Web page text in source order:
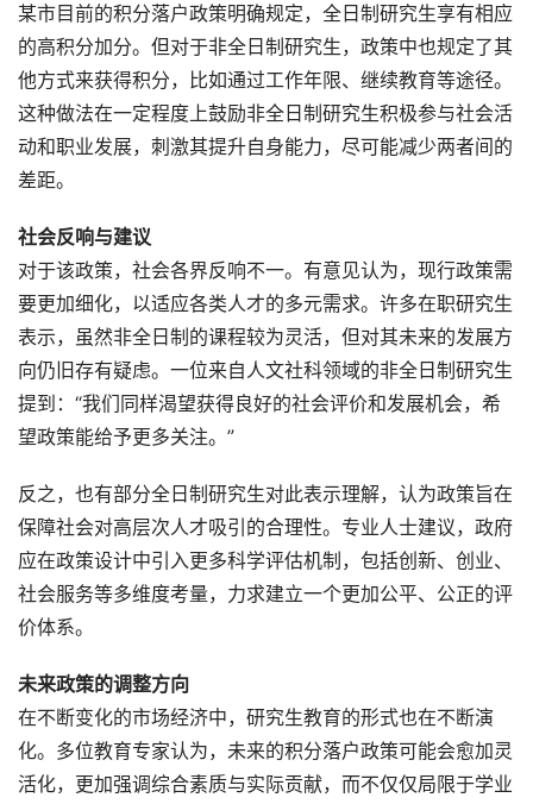
某市目前的积分落户政策明确规定，全日制研究生享有相应
的高积分加分。但对于非全日制研究生，政策中也规定了其
他方式来获得积分，比如通过工作年限、继续教育等途径。
这种做法在一定程度上鼓励非全日制研究生积极参与社会活
动和职业发展，刺激其提升自身能力，尽可能减少两者间的
差距。
社会反响与建议
对于该政策，社会各界反响不一。有意见认为，现行政策需
要更加细化，以适应各类人才的多元需求。许多在职研究生
表示，虽然非全日制的课程较为灵活，但对其未来的发展方
向仍旧存有疑虑。一位来自人文社科领域的非全日制研究生
提到：“我们同样渴望获得良好的社会评价和发展机会，希
望政策能给予更多关注。”
反之，也有部分全日制研究生对此表示理解，认为政策旨在
保障社会对高层次人才吸引的合理性。专业人士建议，政府
应在政策设计中引入更多科学评估机制，包括创新、创业、
社会服务等多维度考量，力求建立一个更加公平、公正的评
价体系。
未来政策的调整方向
在不断变化的市场经济中，研究生教育的形式也在不断演
化。多位教育专家认为，未来的积分落户政策可能会愈加灵
活化，更加强调综合素质与实际贡献，而不仅仅局限于学业